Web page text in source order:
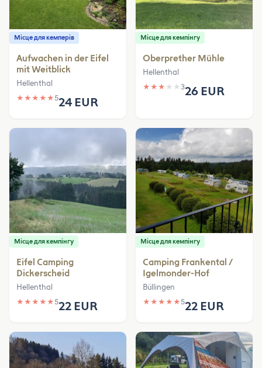
Місце для кемперів
Aufwachen in der Eifel
mit Weitblick
Hellenthal
★ ★ ★ ★ ★524 EUR
Місце для кемпінгу
Oberprether Mühle
Hellenthal
★ ★ ★ ★ ★ 326 EUR
Місце для кемпінгу
Eifel Camping
Dickerscheid
Hellenthal
★ ★ ★ ★ ★522 EUR
Місце для кемпінгу
Camping Frankental /
Igelmonder-Hof
Büllingen
★ ★ ★ ★ ★522 EUR